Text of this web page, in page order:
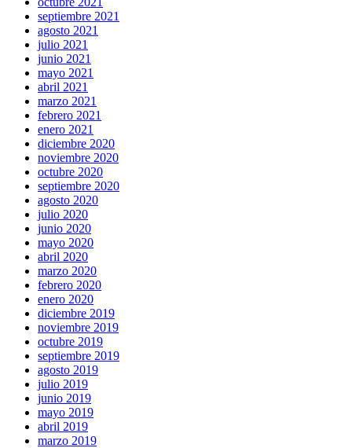
septiembre 2021
agosto 2021
julio 2021
junio 2021
mayo 2021
abril 2021
marzo 2021
febrero 2021
enero 2021
diciembre 2020
noviembre 2020
octubre 2020
septiembre 2020
agosto 2020
julio 2020
junio 2020
mayo 2020
abril 2020
marzo 2020
febrero 2020
enero 2020
diciembre 2019
noviembre 2019
octubre 2019
septiembre 2019
agosto 2019
julio 2019
junio 2019
mayo 2019
abril 2019
marzo 2019